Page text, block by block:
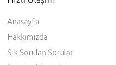
Anasayfa
Hakkımızda
Sık Sorulan Sorular